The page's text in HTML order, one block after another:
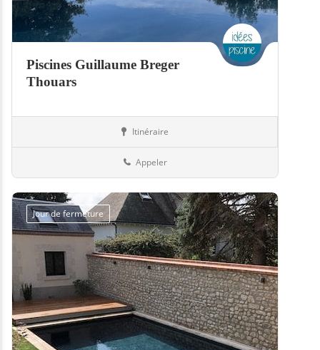
Piscines Guillaume Breger
Thouars
Itinéraire
Appeler
Jour de fermeture